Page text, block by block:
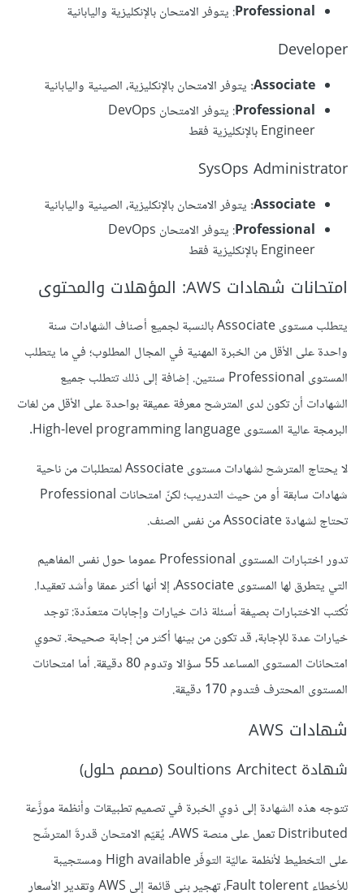
Professional: يتوفر الامتحان بالإنكليزية واليابانية
Developer
Associate: يتوفر الامتحان بالإنكليزية، الصينية واليابانية
Professional
: يتوفر الامتحان DevOps
Engineer بالإنكليزية فقط
SysOps Administrator
Associate: يتوفر الامتحان بالإنكليزية، الصينية واليابانية
Professional
: يتوفر الامتحان DevOps
Engineer بالإنكليزية فقط
امتحانات شهادات AWS: المؤهلات والمحتوى
يتطلب مستوى Associate بالنسبة لجميع أصناف الشهادات سنة
واحدة على الأقل من الخبرة المهنية في المجال المطلوب؛ في ما يتطلب
المستوى Professional سنتين. إضافة إلى ذلك تتطلب جميع
الشهادات أن تكون لدى المترشح معرفة عميقة بواحدة على الأقل من لغات
البرمجة عالية المستوى High-level programming language.
لا يحتاج المترشح لشهادات مستوى Associate لمتطلبات من ناحية
شهادات سابقة أو من حيث التدريب؛ لكنّ امتحانات Professional
تحتاج لشهادة Associate من نفس الصنف.
تدور اختبارات المستوى Professional عموما حول نفس المفاهيم
التي يتطرق لها المستوى Associate، إلا أنها أكثر عمقا وأشد تعقيدا.
تُكتب الاختبارات بصيغة أسئلة ذات خيارات وإجابات متعدّدة: توجد
خيارات عدة للإجابة، قد تكون من بينها أكثر من إجابة صحيحة. تحوي
امتحانات المستوى المساعد 55 سؤالا وتدوم 80 دقيقة. أما امتحانات
المستوى المحترف فتدوم 170 دقيقة.
شهادات AWS
شهادة Soultions Architect (مصمم حلول)
تتوجه هذه الشهادة إلى ذوي الخبرة في تصميم تطبيقات وأنظمة موزَّعة
Distributed تعمل على منصة AWS. يُقيّم الامتحان قدرةَ المترشّح
على التخطيط لأنظمة عاليّة التوفّر High available ومستجيبة
للأخطاء Fault tolerent، تهجير بنى قائمة إلى AWS وتقدير الأسعار